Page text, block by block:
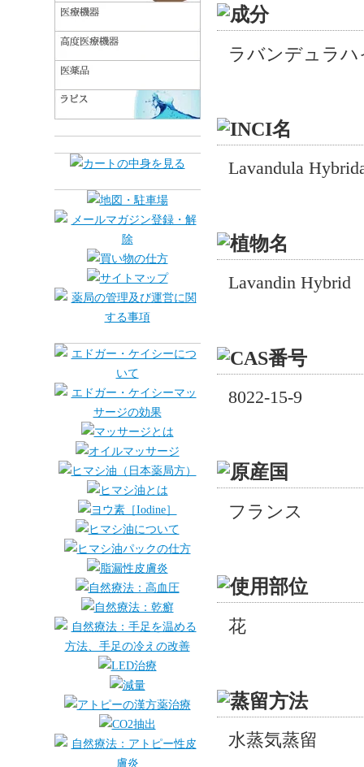
ラバンデュラ
Lavandula
Lavandin Hybrid
8022-15-9
フランス
花
水蒸気蒸留